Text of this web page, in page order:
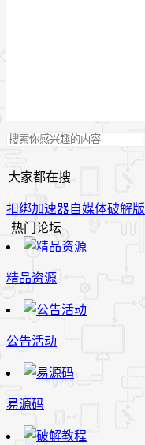
大家都在搜
扣绑加速器自媒体破解版
热门论坛
精品资源
公告活动
易源码